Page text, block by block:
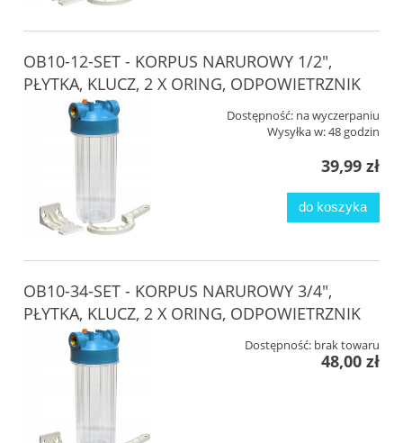
OB10-12-SET - KORPUS NARUROWY 1/2",
PŁYTKA, KLUCZ, 2 X ORING, ODPOWIETRZNIK
Dostępność: na wyczerpaniu
Wysyłka w:48 godzin
39,99 zł
do koszyka
OB10-34-SET - KORPUS NARUROWY 3/4",
PŁYTKA, KLUCZ, 2 X ORING, ODPOWIETRZNIK
Dostępność: brak towaru
48,00 zł